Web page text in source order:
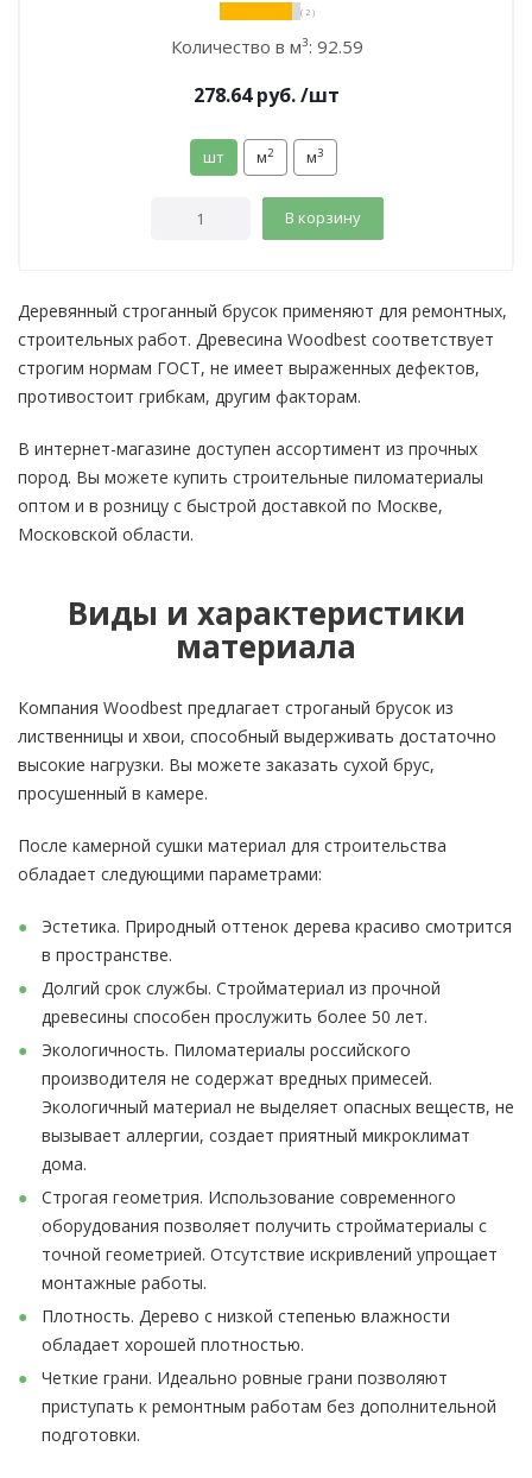
( 2 )
Количество в м³: 92.59
278.64руб./шт
шт м2 м3
В корзину
Деревянный строганный брусок применяют для ремонтных,
строительных работ. Древесина Woodbest соответствует
строгим нормам ГОСТ, не имеет выраженных дефектов,
противостоит грибкам, другим факторам.
В интернет-магазине доступен ассортимент из прочных
пород. Вы можете купить строительные пиломатериалы
оптом и в розницу с быстрой доставкой по Москве,
Московской области.
Виды и характеристики
материала
Компания Woodbest предлагает строганый брусок из
лиственницы и хвои, способный выдерживать достаточно
высокие нагрузки. Вы можете заказать сухой брус,
просушенный в камере.
После камерной сушки материал для строительства
обладает следующими параметрами:
Эстетика. Природный оттенок дерева красиво смотрится
в пространстве.
Долгий срок службы. Стройматериал из прочной
древесины способен прослужить более 50 лет.
Экологичность. Пиломатериалы российского
производителя не содержат вредных примесей.
Экологичный материал не выделяет опасных веществ, не
вызывает аллергии, создает приятный микроклимат
дома.
Строгая геометрия. Использование современного
оборудования позволяет получить стройматериалы с
точной геометрией. Отсутствие искривлений упрощает
монтажные работы.
Плотность. Дерево с низкой степенью влажности
обладает хорошей плотностью.
Четкие грани. Идеально ровные грани позволяют
приступать к ремонтным работам без дополнительной
подготовки.